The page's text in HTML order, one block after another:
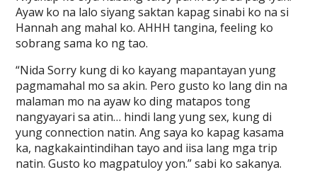
Ayaw ko na lalo siyang saktan kapag sinabi ko na si
Hannah ang mahal ko. AHHH tangina, feeling ko
sobrang sama ko ng tao.
“Nida Sorry kung di ko kayang mapantayan yung
pagmamahal mo sa akin. Pero gusto ko lang din na
malaman mo na ayaw ko ding matapos tong
nangyayari sa atin… hindi lang yung sex, kung di
yung connection natin. Ang saya ko kapag kasama
ka, nagkakaintindihan tayo and iisa lang mga trip
natin. Gusto ko magpatuloy yon.” sabi ko sakanya.